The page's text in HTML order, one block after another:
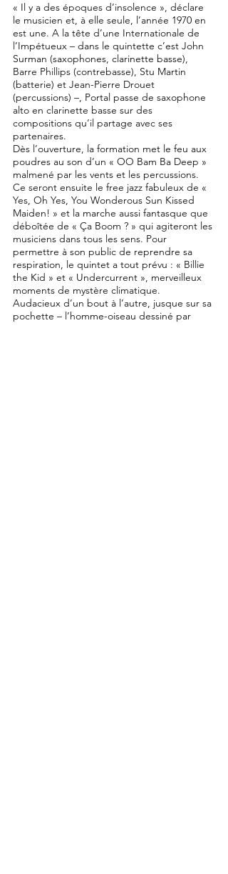
« Il y a des époques d’insolence », déclare
le musicien et, à elle seule, l’année 1970 en
est une. A la tête d’une Internationale de
l’Impétueux – dans le quintette c’est John
Surman (saxophones, clarinette basse),
Barre Phillips (contrebasse), Stu Martin
(batterie) et Jean-Pierre Drouet
(percussions) –, Portal passe de saxophone
alto en clarinette basse sur des
compositions qu’il partage avec ses
partenaires.
Dès l’ouverture, la formation met le feu aux
poudres au son d’un « OO Bam Ba Deep »
malmené par les vents et les percussions.
Ce seront ensuite le free jazz fabuleux de «
Yes, Oh Yes, You Wonderous Sun Kissed
Maiden! » et la marche aussi fantasque que
déboîtée de « Ça Boom ? » qui agiteront les
musiciens dans tous les sens. Pour
permettre à son public de reprendre sa
respiration, le quintet a tout prévu : « Billie
the Kid » et « Undercurrent », merveilleux
moments de mystère climatique.
Audacieux d’un bout à l’autre, jusque sur sa
pochette – l’homme-oiseau dessiné par